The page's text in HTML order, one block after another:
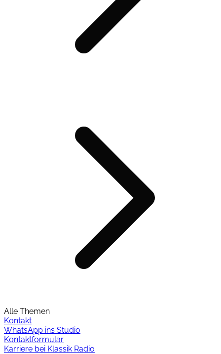
Alle Themen
Kontakt
WhatsApp ins Studio
Kontaktformular
Karriere bei Klassik Radio